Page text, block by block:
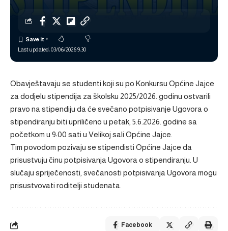
Last updated: 03/06/2026 9:30
Obavještavaju se studenti koji su po Konkursu Općine Jajce
za dodjelu stipendija za školsku 2025/2026. godinu ostvarili
pravo na stipendiju da će svečano potpisivanje Ugovora o
stipendiranju biti upriličeno u petak, 5.6.2026. godine sa
početkom u 9:00 sati u Velikoj sali Općine Jajce.
Tim povodom pozivaju se stipendisti Općine Jajce da
prisustvuju činu potpisivanja Ugovora o stipendiranju. U
slučaju spriječenosti, svečanosti potpisivanja Ugovora mogu
prisustvovati roditelji studenata.
Facebook